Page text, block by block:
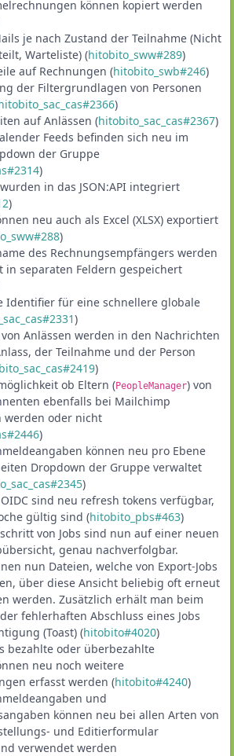
können kopiert werden
je nach Zustand der Teilnahme (Nicht
Warteliste) (hitobito_sww#289)
auf Rechnungen (hitobito_swb#246)
der Filtergrundlagen von Personen
)
auf Anlässen (hitobito_sac_cas#2367)
Feeds befinden sich neu im
der Gruppe
)
in das JSON:API integriert
)
neu auch als Excel (XLSX) exportiert
)
des Rechnungsempfängers werden
in separaten Feldern gespeichert
Identifier für eine schnellere globale
)
von Anlässen werden in den Nachrichten
der Teilnahme und der Person
)
ob Eltern (PeopleManager) von
ebenfalls bei Mailchimp
werden oder nicht
)
können neu pro Ebene
Dropdown der Gruppe verwaltet
)
sind neu refresh tokens verfügbar,
gültig sind (hitobito_pbs#463)
von Jobs sind nun auf einer neuen
genau nachverfolgbar.
nun Dateien, welche von Export-Jobs
über diese Ansicht beliebig oft erneut
werden. Zusätzlich erhält man beim
fehlerhaften Abschluss eines Jobs
(Toast) (hitobito#4020)
bezahlte oder überbezahlte
neu noch weitere
erfasst werden (hitobito#4240)
und
können neu bei allen Arten von
und Editierformular
verwendet werden